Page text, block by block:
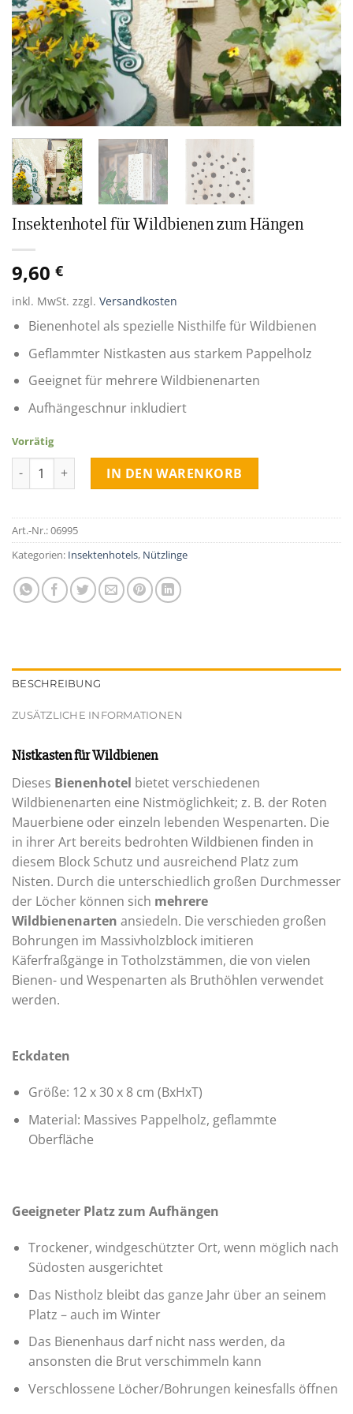
Insektenhotel für Wildbienen zum Hängen
9,60 €
inkl. MwSt. zzgl. Versandkosten
Bienenhotel als spezielle Nisthilfe für Wildbienen
Geflammter Nistkasten aus starkem Pappelholz
Geeignet für mehrere Wildbienenarten
Aufhängeschnur inkludiert
Vorrätig
Insektenhotel für Wildbienen zum Hängen Menge
IN DEN WARENKORB
Art.-Nr.:06995
Kategorien: Insektenhotels, Nützlinge
BESCHREIBUNG
ZUSÄTZLICHE INFORMATIONEN
Nistkasten für Wildbienen
Dieses Bienenhotel bietet verschiedenen
Wildbienenarten eine Nistmöglichkeit; z. B. der Roten
Mauerbiene oder einzeln lebenden Wespenarten. Die
in ihrer Art bereits bedrohten Wildbienen finden in
diesem Block Schutz und ausreichend Platz zum
Nisten. Durch die unterschiedlich großen Durchmesser
der Löcher können sich mehrere
Wildbienenarten ansiedeln. Die verschieden großen
Bohrungen im Massivholzblock imitieren
Käferfraßgänge in Totholzstämmen, die von vielen
Bienen- und Wespenarten als Bruthöhlen verwendet
werden.
Eckdaten
Größe: 12 x 30 x 8 cm (BxHxT)
Material: Massives Pappelholz, geflammte
Oberfläche
Geeigneter Platz zum Aufhängen
Trockener, windgeschützter Ort, wenn möglich nach
Südosten ausgerichtet
Das Nistholz bleibt das ganze Jahr über an seinem
Platz – auch im Winter
Das Bienenhaus darf nicht nass werden, da
ansonsten die Brut verschimmeln kann
Verschlossene Löcher/Bohrungen keinesfalls öffnen